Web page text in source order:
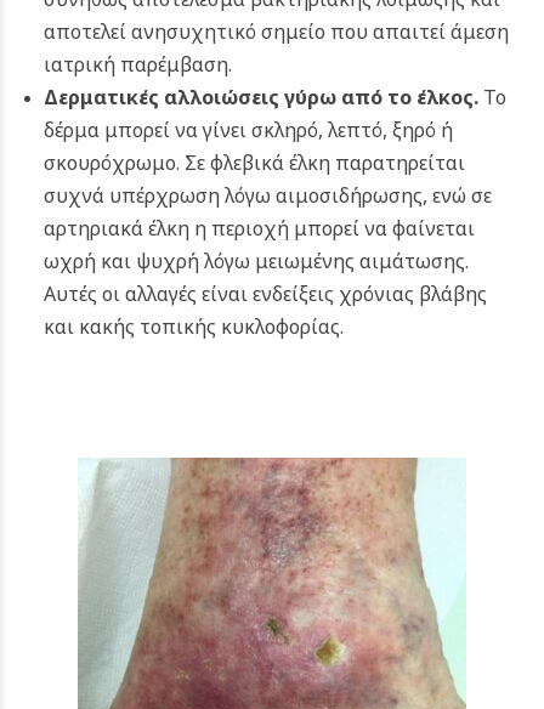
αποτελεί ανησυχητικό σημείο που απαιτεί άμεση
ιατρική παρέμβαση.
Δερματικές αλλοιώσεις γύρω από το έλκος.Το
δέρμα μπορεί να γίνει σκληρό, λεπτό, ξηρό ή
σκουρόχρωμο. Σε φλεβικά έλκη παρατηρείται
συχνά υπέρχρωση λόγω αιμοσιδήρωσης, ενώ σε
αρτηριακά έλκη η περιοχή μπορεί να φαίνεται
ωχρή και ψυχρή λόγω μειωμένης αιμάτωσης.
Αυτές οι αλλαγές είναι ενδείξεις χρόνιας βλάβης
και κακής τοπικής κυκλοφορίας.